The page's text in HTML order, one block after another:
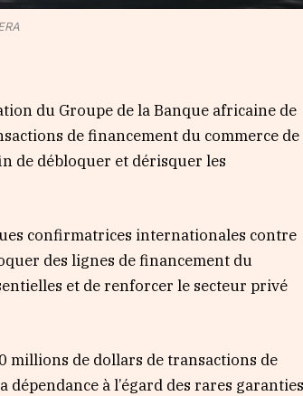
du Groupe de la Banque africaine de
de financement du commerce de
de débloquer et dérisquer les
confirmatrices internationales contre
des lignes de financement du
et de renforcer le secteur privé
millions de dollars de transactions de
à l’égard des rares